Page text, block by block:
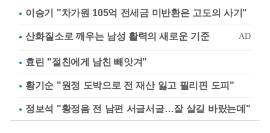
이승기 "차가원 105억 전세금 미반환은 고도의 사기"
효린 "절친에게 남친 빼앗겨"
황기순 "원정 도박으로 전 재산 잃고 필리핀 도피"
정보석 "황정음 전 남편 서글서글…잘 살길 바랐는데"